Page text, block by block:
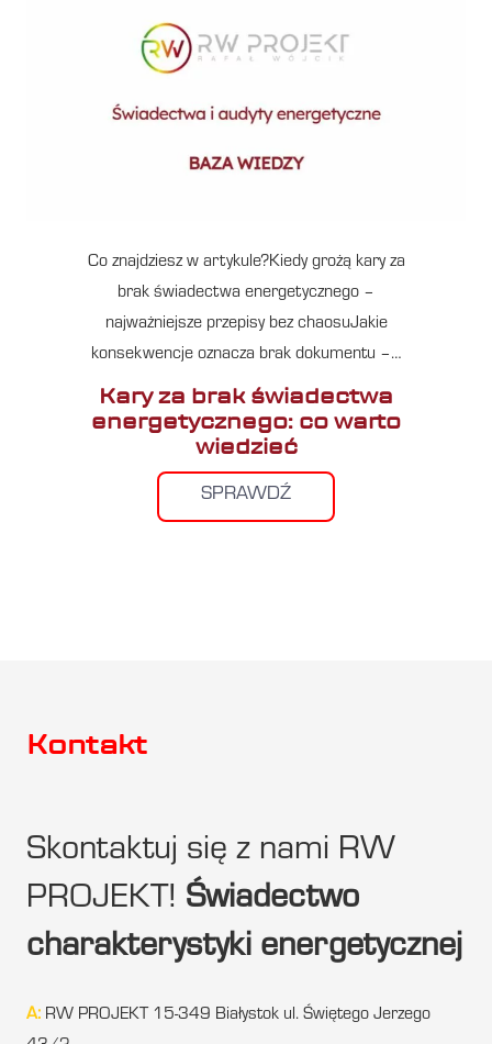
Co znajdziesz w artykule?Kiedy grożą kary za
brak świadectwa energetycznego –
najważniejsze przepisy bez chaosuJakie
konsekwencje oznacza brak dokumentu –…
Kary za brak świadectwa
energetycznego: co warto
wiedzieć
SPRAWDŹ
Kontakt
Skontaktuj się z nami RW
PROJEKT! Świadectwo
charakterystyki energetycznej
A: RW PROJEKT 15-349 Białystok ul. Świętego Jerzego